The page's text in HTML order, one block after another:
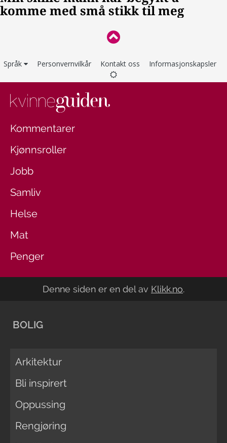
Språk Personvernvilkår Kontakt oss Informasjonskapsler
Kommentarer
Kjønnsroller
Jobb
Samliv
Helse
Mat
Penger
Denne siden er en del av Klikk.no.
BOLIG
Arkitektur
Bli inspirert
Oppussing
Rengjøring